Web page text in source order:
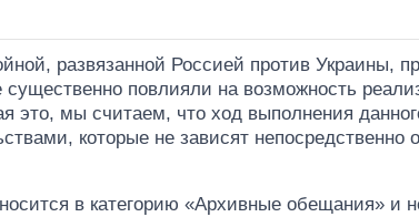
развязанной Россией против Украины,
повлияли на возможность
это, мы считаем, что ход выполнения
которые не зависят непосредственно
в категорию «Архивные обещания» и